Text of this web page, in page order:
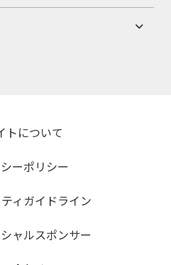
トについて
ーポリシー
ィガイドライン
ャルスポンサー